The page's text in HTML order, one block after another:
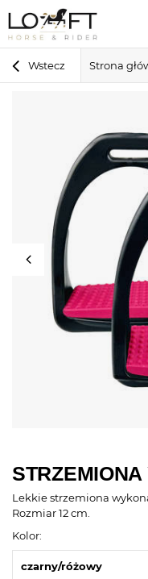
Wstecz Strona
Lekkie strzemiona
Rozmiar 12 cm.
Kolor:
czarny/różowy